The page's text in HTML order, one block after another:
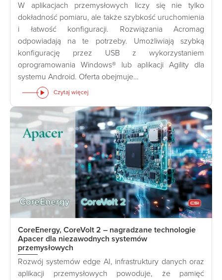
W aplikacjach przemysłowych liczy się nie tylko
dokładność pomiaru, ale także szybkość uruchomienia
i łatwość konfiguracji. Rozwiązania Acromag
odpowiadają na te potrzeby. Umożliwiają szybką
konfigurację przez USB z wykorzystaniem
oprogramowania Windows® lub aplikacji Agility dla
systemu Android. Oferta obejmuje…
Czytaj więcej
CoreEnergy, CoreVolt 2 – nagradzane technologie
Apacer dla niezawodnych systemów
przemysłowych
Rozwój systemów edge AI, infrastruktury danych oraz
aplikacji przemysłowych powoduje, że pamięć